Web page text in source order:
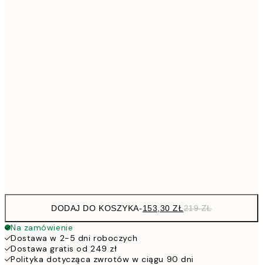
DODAJ DO KOSZYKA-153,30 ZŁ219 ZŁ
Na zamówienie
Dostawa w 2-5 dni roboczych
Dostawa gratis od 249 zł
Polityka dotycząca zwrotów w ciągu 90 dni